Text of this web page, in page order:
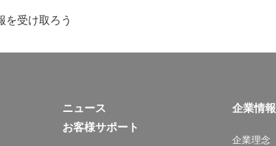
を受け取ろう
ニュース
お客様サポート
企業情報
企業理念